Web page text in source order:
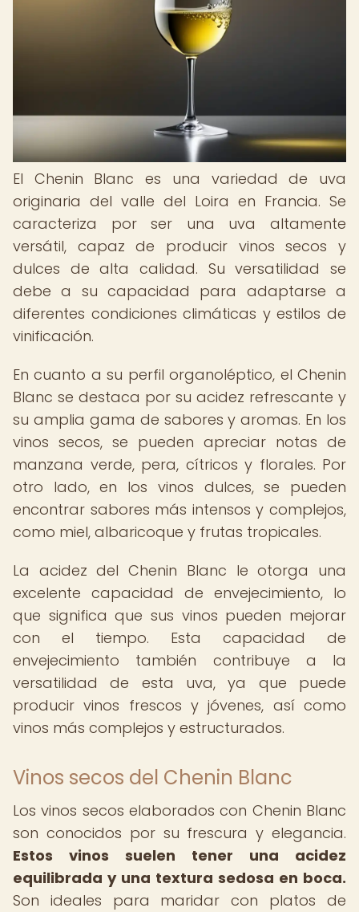
El Chenin Blanc es una variedad de uva
originaria del valle del Loira en Francia. Se
caracteriza por ser una uva altamente
versátil, capaz de producir vinos secos y
dulces de alta calidad. Su versatilidad se
debe a su capacidad para adaptarse a
diferentes condiciones climáticas y estilos de
vinificación.
En cuanto a su perfil organoléptico, el Chenin
Blanc se destaca por su acidez refrescante y
su amplia gama de sabores y aromas. En los
vinos secos, se pueden apreciar notas de
manzana verde, pera, cítricos y florales. Por
otro lado, en los vinos dulces, se pueden
encontrar sabores más intensos y complejos,
como miel, albaricoque y frutas tropicales.
La acidez del Chenin Blanc le otorga una
excelente capacidad de envejecimiento, lo
que significa que sus vinos pueden mejorar
con el tiempo. Esta capacidad de
envejecimiento también contribuye a la
versatilidad de esta uva, ya que puede
producir vinos frescos y jóvenes, así como
vinos más complejos y estructurados.
Vinos secos del Chenin Blanc
Los vinos secos elaborados con Chenin Blanc
son conocidos por su frescura y elegancia.
Estos vinos suelen tener una acidez
equilibrada y una textura sedosa en boca.
Son ideales para maridar con platos de